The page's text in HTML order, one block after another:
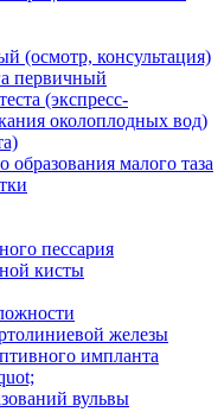
(осмотр, консультация)
первичный
(экспресс-
околоплодных вод)
малого таза
пессария
кисты
железы
импланта
вульвы